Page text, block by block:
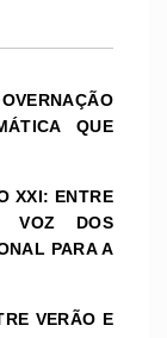
QUE
XXI: ENTRE
VOZ DOS
PARA A
VERÃO E